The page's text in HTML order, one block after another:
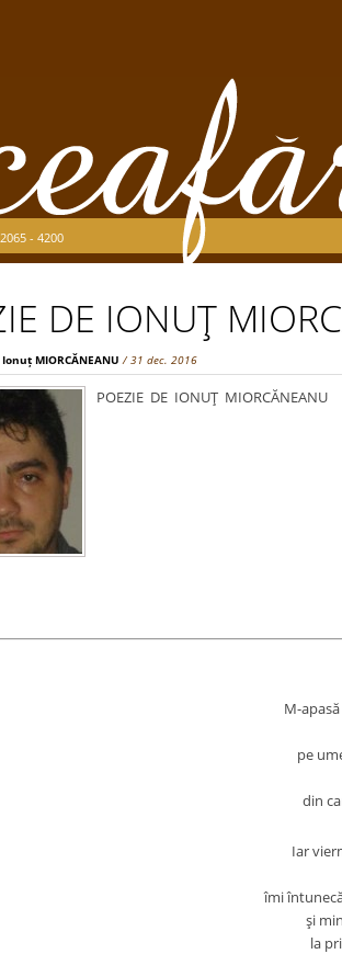
- 4200
DE IONUŢ
Ionuț MIORCĂNEANU / 31 dec. 2016
POEZIE DE IONUŢ MIORCĂNEANU
M-
pe
din
Iar
îmi
şi
la